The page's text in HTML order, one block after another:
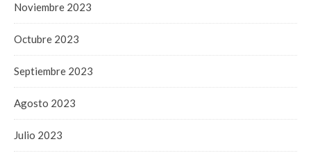
Noviembre 2023
Octubre 2023
Septiembre 2023
Agosto 2023
Julio 2023